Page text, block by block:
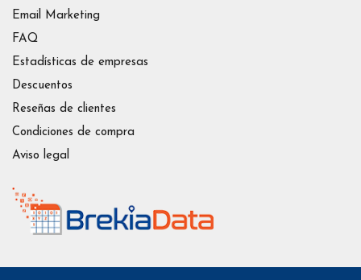
Email Marketing
FAQ
Estadísticas de empresas
Descuentos
Reseñas de clientes
Condiciones de compra
Aviso legal